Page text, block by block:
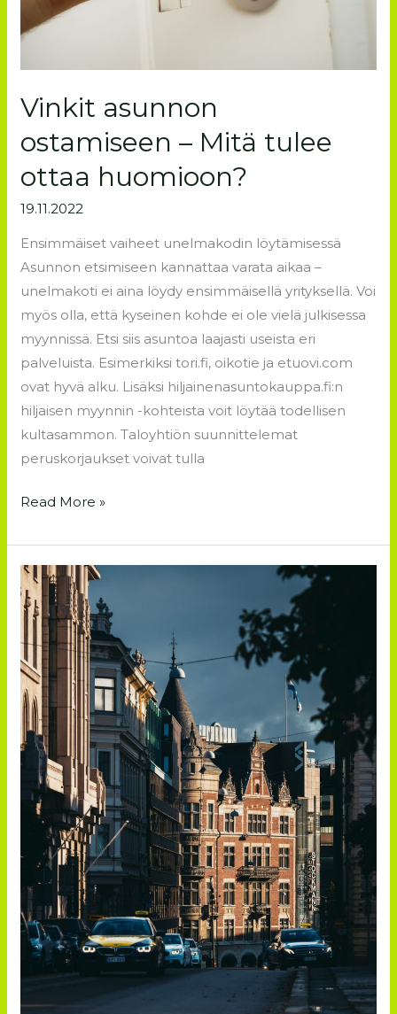
Vinkit asunnon
ostamiseen – Mitä tulee
ottaa huomioon?
19.11.2022
Ensimmäiset vaiheet unelmakodin löytämisessä
Asunnon etsimiseen kannattaa varata aikaa –
unelmakoti ei aina löydy ensimmäisellä yrityksellä. Voi
myös olla, että kyseinen kohde ei ole vielä julkisessa
myynnissä. Etsi siis asuntoa laajasti useista eri
palveluista. Esimerkiksi tori.fi, oikotie ja etuovi.com
ovat hyvä alku. Lisäksi hiljainenasuntokauppa.fi:n
hiljaisen myynnin -kohteista voit löytää todellisen
kultasammon. Taloyhtiön suunnittelemat
peruskorjaukset voivat tulla
Read More »
Tervetuloa
seuraamaan
sivuamme!